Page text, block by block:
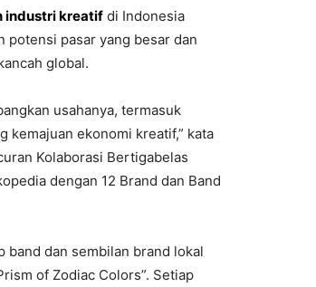
industri kreatif di Indonesia
potensi pasar yang besar dan
global.
usahanya, termasuk
kemajuan ekonomi kreatif,” kata
Kolaborasi Bertigabelas
dengan 12 Brand dan Band
band dan sembilan brand lokal
of Zodiac Colors”. Setiap